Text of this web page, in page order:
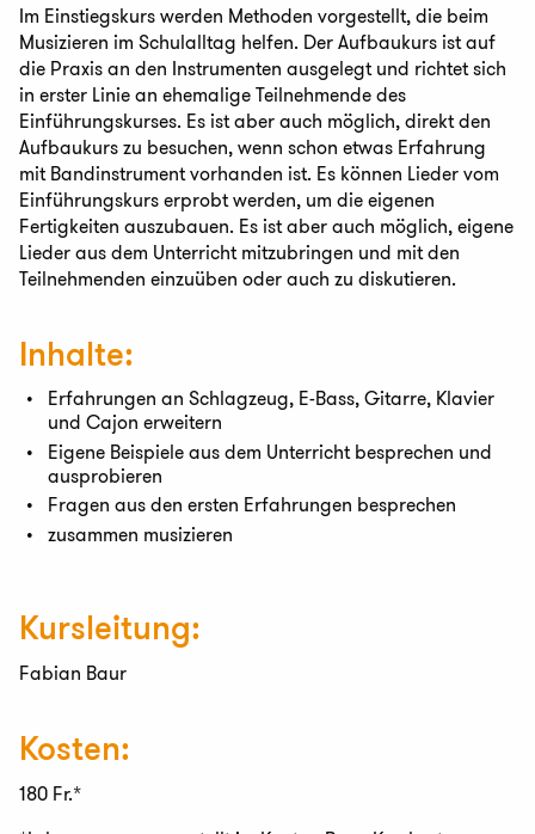
Im Einstiegskurs werden Methoden vorgestellt, die beim
Musizieren im Schulalltag helfen. Der Aufbaukurs ist auf
die Praxis an den Instrumenten ausgelegt und richtet sich
in erster Linie an ehemalige Teilnehmende des
Einführungskurses. Es ist aber auch möglich, direkt den
Aufbaukurs zu besuchen, wenn schon etwas Erfahrung
mit Bandinstrument vorhanden ist. Es können Lieder vom
Einführungskurs erprobt werden, um die eigenen
Fertigkeiten auszubauen. Es ist aber auch möglich, eigene
Lieder aus dem Unterricht mitzubringen und mit den
Teilnehmenden einzuüben oder auch zu diskutieren.
Inhalte:
Erfahrungen an Schlagzeug, E-Bass, Gitarre, Klavier
und Cajon erweitern
Eigene Beispiele aus dem Unterricht besprechen und
ausprobieren
Fragen aus den ersten Erfahrungen besprechen
zusammen musizieren
Kursleitung:
Fabian Baur
Kosten:
180 Fr.*